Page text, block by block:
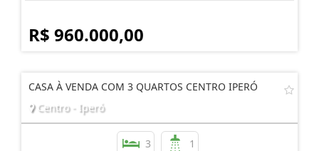
R$ 960.000,00
CASA À VENDA COM 3 QUARTOS CENTRO IPERÓ
Centro - Iperó
3 1